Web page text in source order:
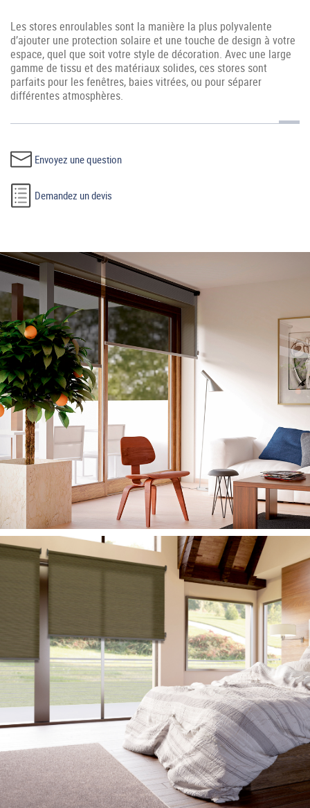
Generador de precios CYPE
Téléchargements
Blog
Contactez-nous
France (Français)
Les stores enroulables sont la manière la plus polyvalente
d’ajouter une protection solaire et une touche de design à votre
espace, quel que soit votre style de décoration. Avec une large
gamme de tissu et des matériaux solides, ces stores sont
parfaits pour les fenêtres, baies vitrées, ou pour séparer
différentes atmosphères.
Envoyez une question
Demandez un devis